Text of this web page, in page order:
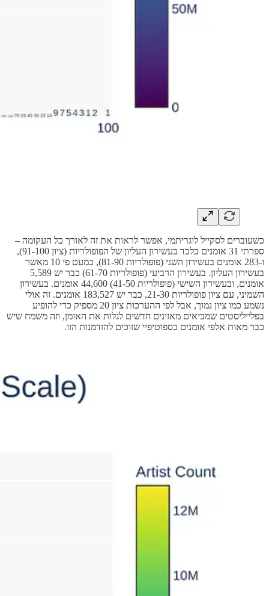
כשעוברים לסקייל לוגריתמי, אפשר לראות את זה לאורך כל העקומה –
ספרתי 31 אומנים בלבד בעשירון העליון של הפופולריות (ציון 91-100),
ו-283 אומנים בעשירון השני (פופולריות 81-90), כמעט פי 10 מאשר
בעשירון העליון. בעשירון הרביעי (פופולריות 61-70) כבר יש 5,589
אומנים, ובעשירון השישי (פופולריות 41-50) 44,600 אומנים. בעשירון
השמיני, עם ציון פופולריות 21-30, כבר יש 183,527 אומנים. זה אולי
נשמע כמו ציון נמוך, אבל לפי ההערכות ציון 20 מספיק כדי להופיע
בפלייליסטים שמביאים מאזינים חדשים לגלות את האומן, וזה משמח שיש
כבר מאות אלפי אומנים בספוטיפיי שזוכים להזדמנות הזו.